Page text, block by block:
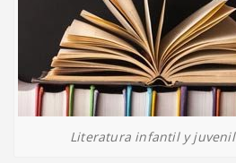
Literatura infantil y juvenil